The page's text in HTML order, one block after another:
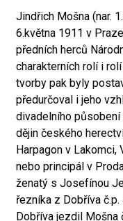
Jindřich Mošna (nar.
6.května 1911 v
předních herců
charakterních rolí i
tvorby pak byly
předurčoval i jeho
divadelního
dějin českého
Harpagon v Lakomci,
nebo principál v
ženatý s Josefínou
řezníka z Dobříva
Dobříva jezdil